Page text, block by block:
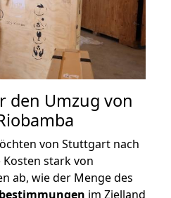
den Umzug von
von Stuttgart nach
stark von
ab, wie der Menge des
im Zielland